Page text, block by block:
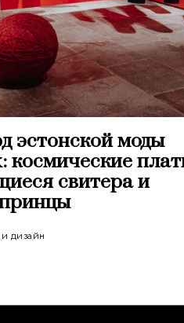
эстонской моды
космические
свитера и
дизайн